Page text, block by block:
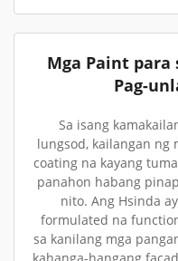
Mga Paint
Pag-
Sa isang
lungsod, kailangan ng
coating na kayang
panahon habang
nito. Ang Hsinda
formulated na
sa kanilang mga